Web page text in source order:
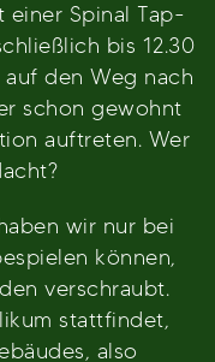
Spinal Tap-
bis 12.30
den Weg nach
schon gewohnt
auftreten. Wer
wir nur bei
können,
verschraubt.
stattfindet,
also